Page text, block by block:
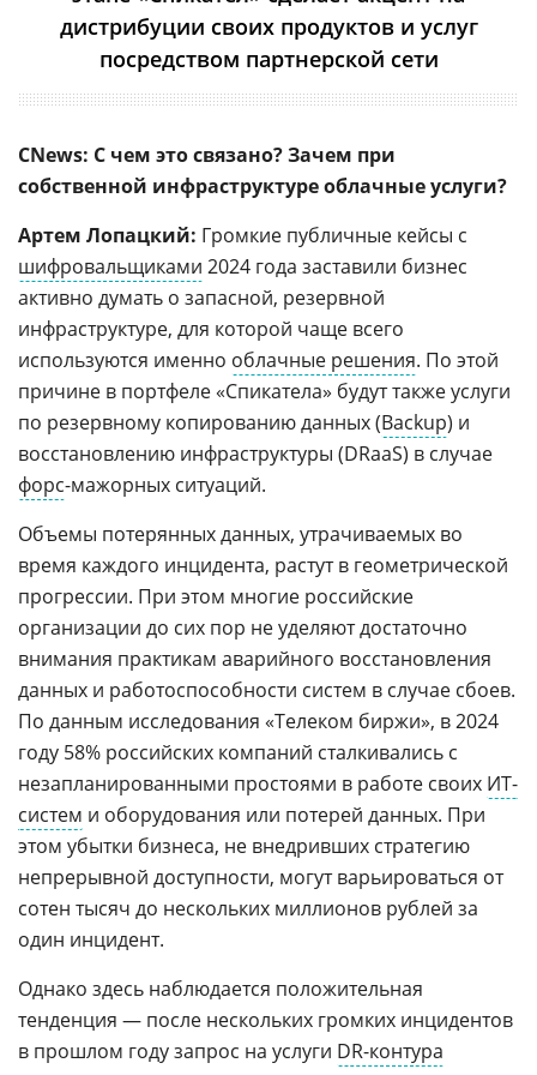
дистрибуции своих продуктов и услуг
посредством партнерской сети
CNews: С чем это связано? Зачем при
собственной инфраструктуре облачные услуги?
Артем Лопацкий: Громкие публичные кейсы с
шифровальщиками 2024 года заставили бизнес
активно думать о запасной, резервной
инфраструктуре, для которой чаще всего
используются именно облачные решения. По этой
причине в портфеле «Спикатела» будут также услуги
по резервному копированию данных (Backup) и
восстановлению инфраструктуры (DRaaS) в случае
форс-мажорных ситуаций.
Объемы потерянных данных, утрачиваемых во
время каждого инцидента, растут в геометрической
прогрессии. При этом многие российские
организации до сих пор не уделяют достаточно
внимания практикам аварийного восстановления
данных и работоспособности систем в случае сбоев.
По данным исследования «Телеком биржи», в 2024
году 58% российских компаний сталкивались с
незапланированными простоями в работе своих ИТ-
систем и оборудования или потерей данных. При
этом убытки бизнеса, не внедривших стратегию
непрерывной доступности, могут варьироваться от
сотен тысяч до нескольких миллионов рублей за
один инцидент.
Однако здесь наблюдается положительная
тенденция — после нескольких громких инцидентов
в прошлом году запрос на услуги DR-контура